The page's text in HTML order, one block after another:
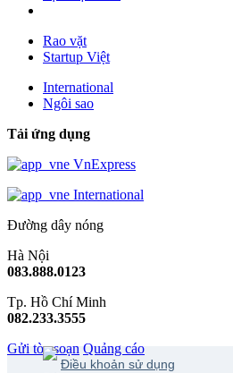
Rao vặt
Startup Việt
International
Ngôi sao
Tải ứng dụng
VnExpress
International
Đường dây nóng
Hà Nội
083.888.0123
Tp. Hồ Chí Minh
082.233.3555
Gửi tòa soạn Quảng cáo
Điều khoản sử dụng